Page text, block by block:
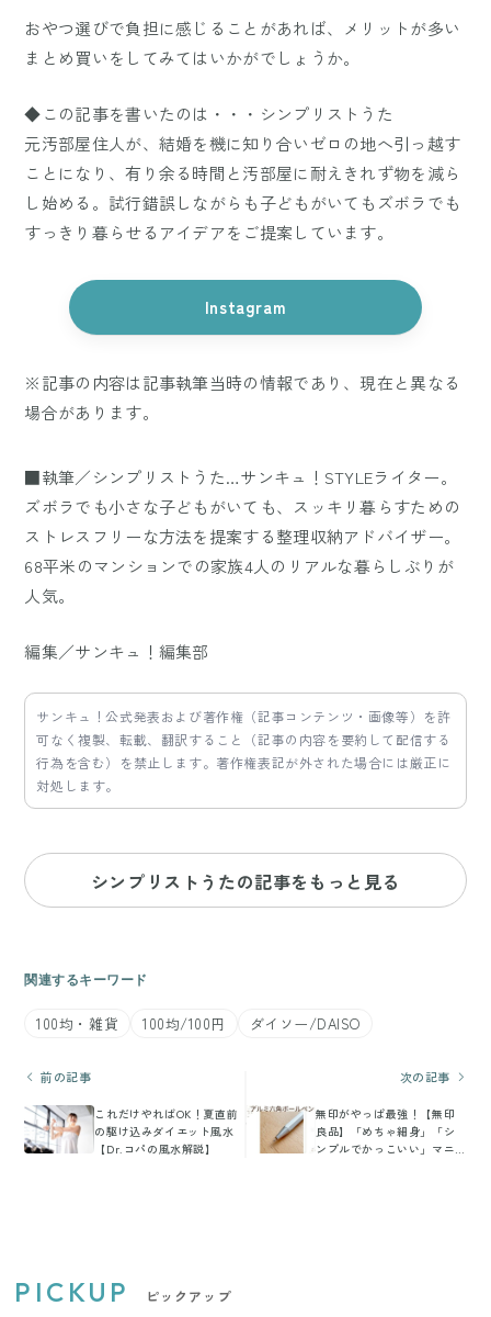
おやつ選びで負担に感じることがあれば、メリットが多い
まとめ買いをしてみてはいかがでしょうか。
◆この記事を書いたのは・・・シンプリストうた
元汚部屋住人が、結婚を機に知り合いゼロの地へ引っ越す
ことになり、有り余る時間と汚部屋に耐えきれず物を減ら
し始める。試行錯誤しながらも子どもがいてもズボラでも
すっきり暮らせるアイデアをご提案しています。
Instagram
※記事の内容は記事執筆当時の情報であり、現在と異なる
場合があります。
■執筆／シンプリストうた…サンキュ！STYLEライター。
ズボラでも小さな子どもがいても、スッキリ暮らすための
ストレスフリーな方法を提案する整理収納アドバイザー。
68平米のマンションでの家族4人のリアルな暮らしぶりが
人気。
編集／サンキュ！編集部
サンキュ！公式発表および著作権（記事コンテンツ・画像等）を許
可なく複製、転載、翻訳すること（記事の内容を要約して配信する
行為を含む）を禁止します。著作権表記が外された場合には厳正に
対処します。
シンプリストうたの記事をもっと見る
関連するキーワード
100均・雑貨 100均/100円 ダイソー/DAISO
前の記事
これだけやればOK！夏直前
の駆け込みダイエット風水
【Dr.コパの風水解説】
次の記事
無印がやっぱ最強！【無印
良品】「めちゃ細身」「シ
ンプルでかっこいい」マニ
PICKUP ピックアップ